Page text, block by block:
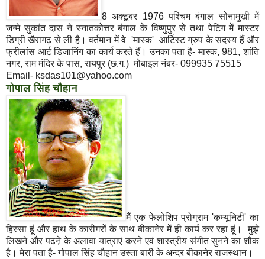
8 अक्टूबर 1976 पश्चिम बंगाल सोनामुखी में
जन्मे सुकांत दास ने स्नातकोत्तर बंगाल के विष्णुपुर से तथा पेटिंग में मास्टर
डिग्री खैरागढ़ से ली है। वर्तमान में वे 'मास्क' आर्टिस्ट ग्रुप के सदस्य हैं और
फ्रीलांस आर्ट डिजानिंग का कार्य करते हैं। उनका पता है- मास्क, 981, शांति
नगर, राम मंदिर के पास, रायपुर (छ.ग.) मोबाइल नंबर- 099935 75515
Email- ksdas101@yahoo.com
गोपाल सिंह चौहान
मैं एक फेलोशिप प्रोग्राम 'कम्यूनिटी' का
हिस्सा हूं और हाथ के कारीगरों के साथ बीकानेर में ही कार्य कर रहा हूं। मुझे
लिखने और पढऩे के अलावा यात्राएं करने एवं शास्त्रीय संगीत सुनने का शौक
है। मेरा पता है- गोपाल सिंह चौहान उस्ता बारी के अन्दर बीकानेर राजस्थान।